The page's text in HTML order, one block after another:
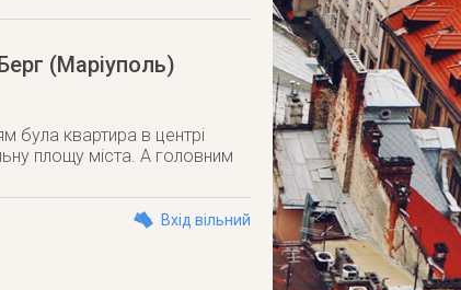
(Маріуполь)
була квартира в центрі
площу міста. А головним
Вхід вільний